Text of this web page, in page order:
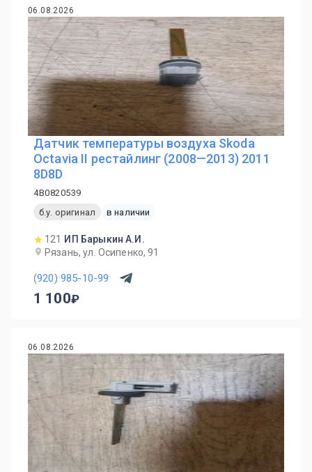
06.08.2026
Датчик температуры воздуха Skoda
Octavia II рестайлинг (2008—2013) 2011
8D8D
4B0820539
б.у. оригинал
в наличии
121
ИП Барыкин А.И.
Рязань, ул. Осипенко, 91
(920) 985-10-99
1 100
06.08.2026